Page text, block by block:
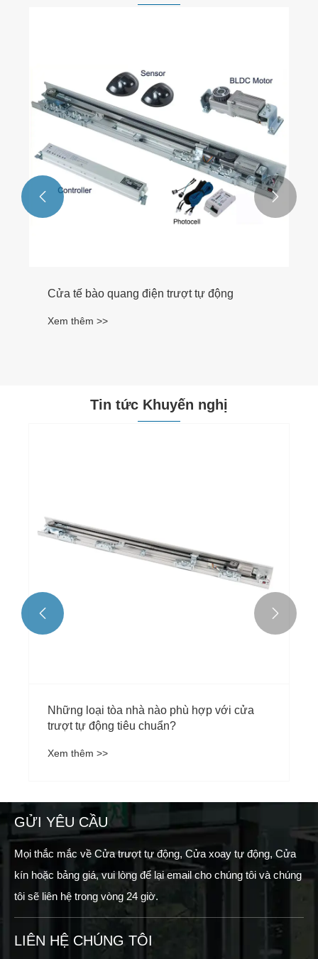
Cửa tế bào quang điện trượt tự động
Xem thêm >>
 
Tin tức Khuyến nghị
Những loại tòa nhà nào phù hợp với cửa
trượt tự động tiêu chuẩn?
Xem thêm >>
 
GỬI YÊU CẦU
Mọi thắc mắc về Cửa trượt tự động, Cửa xoay tự động, Cửa
kín hoặc bảng giá, vui lòng để lại email cho chúng tôi và chúng
tôi sẽ liên hệ trong vòng 24 giờ.
LIÊN HỆ CHÚNG TÔI